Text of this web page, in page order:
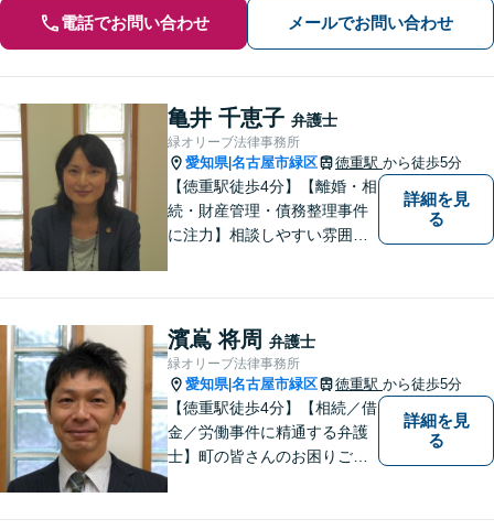
電話でお問い合わせ メールでお問い合わせ
亀井 千恵子 弁護士
緑オリーブ法律事務所
愛知県|名古屋市緑区 徳重駅 から徒歩5分
【徳重駅徒歩4分】【離婚・相
続・財産管理・債務整理事件
に注力】相談しやすい雰囲気
詳細を見
る
濱嶌 将周 弁護士
緑オリーブ法律事務所
愛知県|名古屋市緑区 徳重駅 から徒歩5分
【徳重駅徒歩4分】【相続／借
金／労働事件に精通する弁護
士】町の皆さんのお困りごと
詳細を見
る